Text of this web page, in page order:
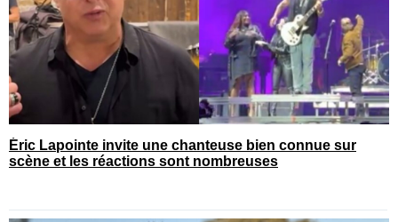
Éric Lapointe invite une chanteuse bien connue sur
scène et les réactions sont nombreuses